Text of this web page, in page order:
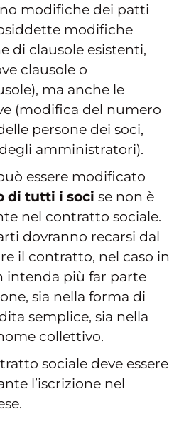
modifiche dei patti
modifiche
di clausole esistenti,
clausole o
ma anche le
(modifica del numero
persone dei soci,
amministratori).
essere modificato
di tutti i soci se non è
nel contratto sociale.
dovranno recarsi dal
il contratto, nel caso in
intenda più far parte
sia nella forma di
semplice, sia nella
collettivo.
sociale deve essere
l’iscrizione nel